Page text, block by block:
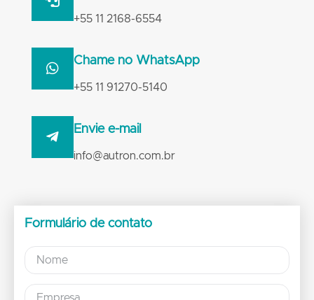
+55 11 2168-6554
Chame no WhatsApp
+55 11 91270-5140
Envie e-mail
info@autron.com.br
Formulário de contato